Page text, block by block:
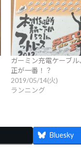
ガーミン充電ケーブ
正が一番！？
2019/05/14(火)
ランニング
Bluesky